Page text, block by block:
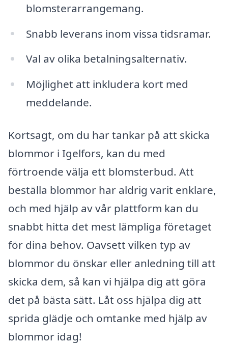
blomsterarrangemang.
Snabb leverans inom vissa tidsramar.
Val av olika betalningsalternativ.
Möjlighet att inkludera kort med
meddelande.
Kortsagt, om du har tankar på att skicka
blommor i Igelfors, kan du med
förtroende välja ett blomsterbud. Att
beställa blommor har aldrig varit enklare,
och med hjälp av vår plattform kan du
snabbt hitta det mest lämpliga företaget
för dina behov. Oavsett vilken typ av
blommor du önskar eller anledning till att
skicka dem, så kan vi hjälpa dig att göra
det på bästa sätt. Låt oss hjälpa dig att
sprida glädje och omtanke med hjälp av
blommor idag!